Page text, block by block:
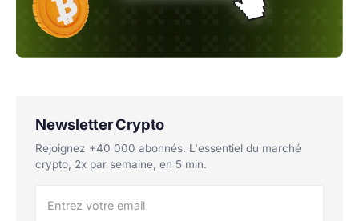
Newsletter Crypto
Rejoignez +40 000 abonnés. L'essentiel du marché
crypto, 2x par semaine, en 5 min.